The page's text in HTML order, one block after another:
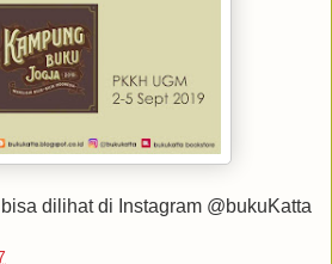
dilihat di Instagram @bukuKatta